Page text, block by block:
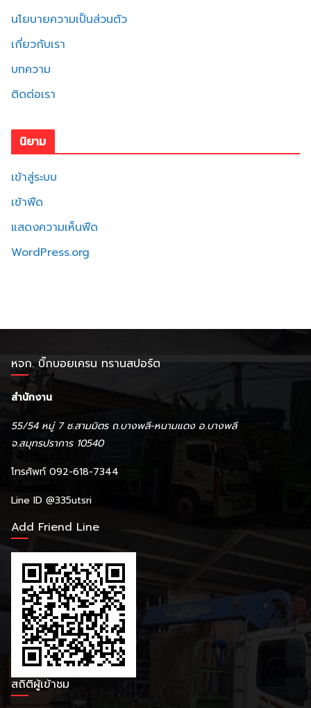
นโยบายความเป็นส่วนตัว
เกี่ยวกับเรา
บทความ
ติดต่อเรา
นิยาม
เข้าสู่ระบบ
เข้าฟีด
แสดงความเห็นฟีด
WordPress.org
หจก. บิ๊กบอยเครน ทรานสปอร์ต
สำนักงาน
55/54 หมู่ 7 ซ.สามมิตร ถ.บางพลี-หนามแดง อ.บางพลี
จ.สมุทรปราการ 10540
โทรศัพท์ 092-618-7344
Line ID @335utsri
Add Friend Line
สถิติผู้เข้าชม